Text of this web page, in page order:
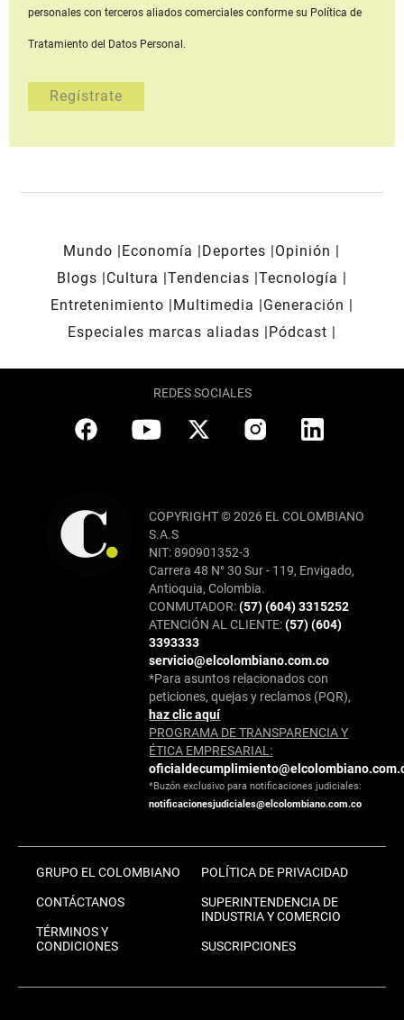
personales con terceros aliados comerciales conforme su Política de
Tratamiento del Datos Personal.
Mundo Economía Deportes
Opinión
Blogs
Cultura Tendencias Tecnología
Entretenimiento
Multimedia
Generación
Especiales marcas aliadas
Pódcast
REDES SOCIALES
COPYRIGHT © 2026 EL COLOMBIANO
S.A.S
NIT: 890901352-3
Carrera 48 N° 30 Sur - 119, Envigado,
Antioquia, Colombia.
CONMUTADOR:(57) (604) 3315252
ATENCIÓN AL CLIENTE:(57) (604)
3393333
servicio@elcolombiano.com.co
*Para asuntos relacionados con
peticiones, quejas y reclamos (PQR),
haz clic aquí
PROGRAMA DE TRANSPARENCIA Y
ÉTICA EMPRESARIAL:
*Buzón exclusivo para notificaciones judiciales:
notificacionesjudiciales@elcolombiano.com.co
GRUPO EL COLOMBIANO
CONTÁCTANOS
TÉRMINOS Y
CONDICIONES
POLÍTICA DE PRIVACIDAD
SUPERINTENDENCIA DE
INDUSTRIA Y COMERCIO
SUSCRIPCIONES